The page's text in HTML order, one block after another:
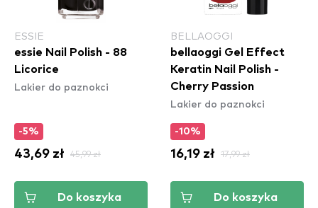
ESSIE
essie Nail Polish - 88
Licorice
Lakier do paznokci
-5%
43,69 zł 45,99 zł
Do koszyka
BELLAOGGI
bellaoggi Gel Effect
Keratin Nail Polish -
Cherry Passion
Lakier do paznokci
-10%
16,19 zł 17,99 zł
Do koszyka